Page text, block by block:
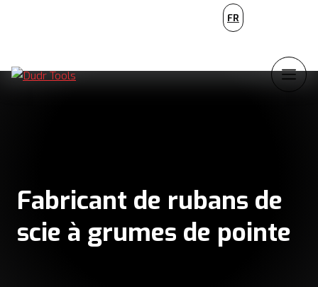
FR
Fabricant de rubans de
scie à grumes de pointe